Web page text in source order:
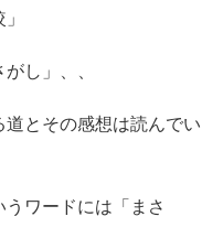
し」、、
とその感想は読んでい
うワードには「まさ